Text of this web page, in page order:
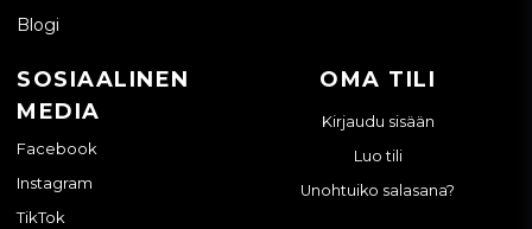
Blogi
SOSIAALINEN
MEDIA
Facebook
Instagram
TikTok
OMA TILI
Kirjaudu sisään
Luo tili
Unohtuiko salasana?